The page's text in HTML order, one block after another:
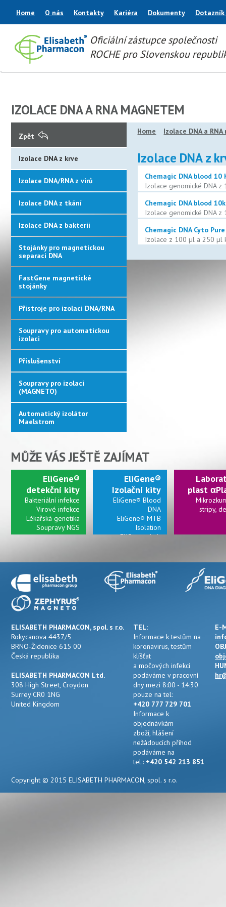
Home O nás Kontakty Kariéra Dokumenty
Oficiální zástupce společnosti
ROCHE pro Slovenskou
IZOLACE DNA A RNA MAGNETEM
Zpět
Izolace DNA z krve
Izolace DNA/RNA z virů
Izolace DNA z tkání
Izolace DNA z bakterií
Stojánky pro magnetickou
separaci DNA
FastGene magnetické
stojánky
Přístroje pro izolaci DNA/RNA
Soupravy pro automatickou
izolaci
Příslušenství
Soupravy pro izolaci
(MAGNETO)
Automatický izolátor
Maelstrom
Home Izolace DNA a
Izolace DNA z
Chemagic DNA blood 10
Izolace genomické DNA
Chemagic DNA blood
Izolace genomické DNA
Chemagic DNA Cyto
Izolace z 100µl a250µl
MŮŽE VÁS JEŠTĚ ZAJÍMAT
EliGene®
detekční kity
Bakteriální infekce
Virové infekce
Lékařská genetika
Soupravy NGS
EliGene®
Izolační kity
EliGene® Blood
DNA
EliGene® MTB
Isolation
EliGene® Lab
plast
stripy,
ELISABETH PHARMACON, spol. s r.o.
Rokycanova 4437/5
BRNO-Židenice 615 00
Česká republika
ELISABETH PHARMACON Ltd.
308 High Street, Croydon
Surrey CR0 1NG
United Kingdom
TEL:
Informace k testům na
koronavirus, testům
klíšťat
a močových infekcí
podáváme v pracovní
dny mezi 8:00 - 14:30
pouze na tel:
+420 777 729 701
Informace k
objednávkám
zboží, hlášení
nežádoucích příhod
podáváme na
tel.: +420 542 213 851
E-
Copyright © 2015 ELISABETH PHARMACON, spol. s r.o.